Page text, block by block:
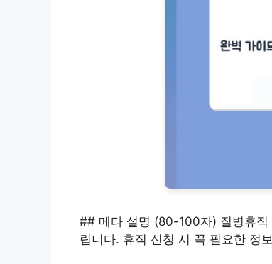
## 메타 설명 (80-100자) 질병휴직
립니다. 휴직 신청 시 꼭 필요한 정